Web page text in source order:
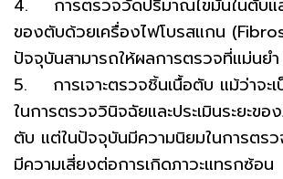
4. การตรวจวัดปริมาณไขมันในตับแล
ของตับด้วยเครื่องไฟโบรสแกน
ปัจจุบันสามารถให้ผลการตรวจที่แม่นย
5. การเจาะตรวจชิ้นเนื้อตับ แม้ว่าจะเ
ในการตรวจวินิจฉัยและประเมินระยะขอ
ตับ แต่ในปัจจุบันมีความนิยมในการตร
มีความเสี่ยงต่อการเกิดภาวะแทรกซ้อน